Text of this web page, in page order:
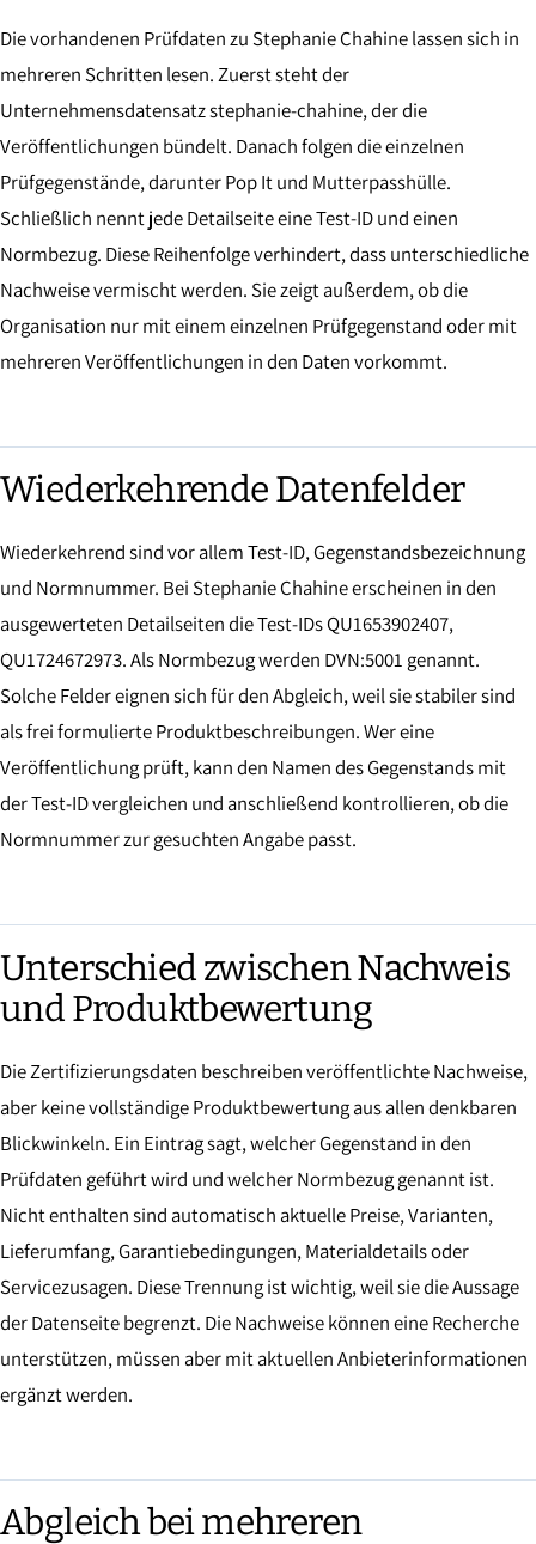
Die vorhandenen Prüfdaten zu Stephanie Chahine lassen sich in
mehreren Schritten lesen. Zuerst steht der
Unternehmensdatensatz stephanie-chahine, der die
Veröffentlichungen bündelt. Danach folgen die einzelnen
Prüfgegenstände, darunter Pop It und Mutterpasshülle.
Schließlich nennt jede Detailseite eine Test-ID und einen
Normbezug. Diese Reihenfolge verhindert, dass unterschiedliche
Nachweise vermischt werden. Sie zeigt außerdem, ob die
Organisation nur mit einem einzelnen Prüfgegenstand oder mit
mehreren Veröffentlichungen in den Daten vorkommt.
Wiederkehrende Datenfelder
Wiederkehrend sind vor allem Test-ID, Gegenstandsbezeichnung
und Normnummer. Bei Stephanie Chahine erscheinen in den
ausgewerteten Detailseiten die Test-IDs QU1653902407,
QU1724672973. Als Normbezug werden DVN:5001 genannt.
Solche Felder eignen sich für den Abgleich, weil sie stabiler sind
als frei formulierte Produktbeschreibungen. Wer eine
Veröffentlichung prüft, kann den Namen des Gegenstands mit
der Test-ID vergleichen und anschließend kontrollieren, ob die
Normnummer zur gesuchten Angabe passt.
Unterschied zwischen Nachweis
und Produktbewertung
Die Zertifizierungsdaten beschreiben veröffentlichte Nachweise,
aber keine vollständige Produktbewertung aus allen denkbaren
Blickwinkeln. Ein Eintrag sagt, welcher Gegenstand in den
Prüfdaten geführt wird und welcher Normbezug genannt ist.
Nicht enthalten sind automatisch aktuelle Preise, Varianten,
Lieferumfang, Garantiebedingungen, Materialdetails oder
Servicezusagen. Diese Trennung ist wichtig, weil sie die Aussage
der Datenseite begrenzt. Die Nachweise können eine Recherche
unterstützen, müssen aber mit aktuellen Anbieterinformationen
ergänzt werden.
Abgleich bei mehreren